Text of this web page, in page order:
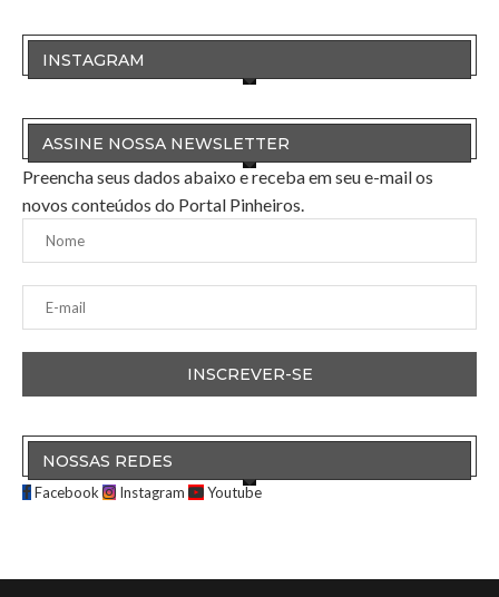
INSTAGRAM
ASSINE NOSSA NEWSLETTER
Preencha seus dados abaixo e receba em seu e-mail os
novos conteúdos do Portal Pinheiros.
NOSSAS REDES
Facebook Instagram Youtube